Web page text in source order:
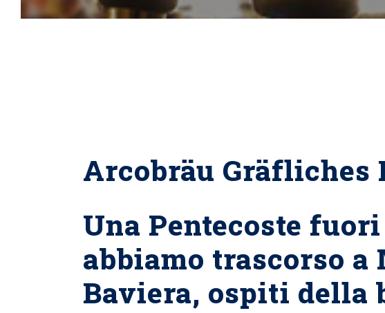
Arcobräu Gräfliches
Una Pentecoste
abbiamo trascorso a
Baviera, ospiti della